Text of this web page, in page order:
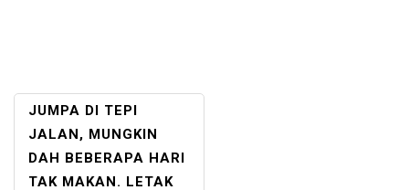
POST
NAVIGATION
JUMPA DI TEPI
JALAN, MUNGKIN
DAH BEBERAPA HARI
TAK MAKAN. LETAK